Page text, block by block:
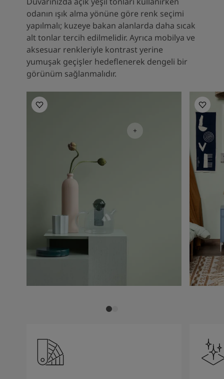
odanın ışık alma yönüne göre renk seçimi
yapılmalı; kuzeye bakan alanlarda daha sıcak
alt tonlar tercih edilmelidir. Ayrıca mobilya ve
aksesuar renkleriyle kontrast yerine
yumuşak geçişler hedeflenerek dengeli bir
görünüm sağlanmalıdır.
Çocuk